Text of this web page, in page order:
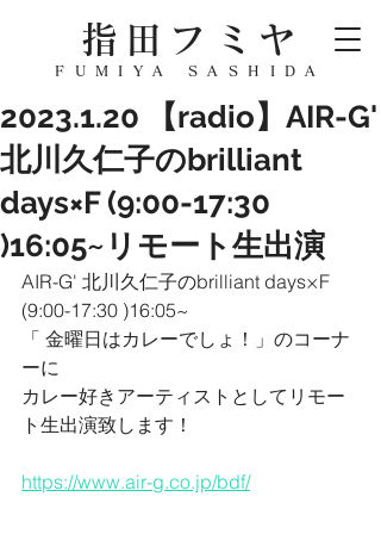
指田フミヤ
FUMIYA SASHIDA
2023.1.20 【radio】AIR-G'
北川久仁子のbrilliant
days×F (9:00-17:30
)16:05~リモート生出演
AIR-G' 北川久仁子のbrilliant days×F
(9:00-17:30 )16:05~
「 金曜日はカレーでしょ！」のコーナ
ーに
カレー好きアーティストとしてリモー
ト生出演致します！
https://www.air-g.co.jp/bdf/